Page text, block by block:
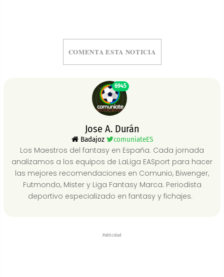
COMENTA ESTA NOTICIA
6945
Jose A. Durán
Badajoz comuniateES
Los Maestros del fantasy en España. Cada jornada
analizamos a los equipos de LaLiga EASport para hacer
las mejores recomendaciones en Comunio, Biwenger,
Futmondo, Mister y Liga Fantasy Marca. Periodista
deportivo especializado en fantasy y fichajes.
Publicidad